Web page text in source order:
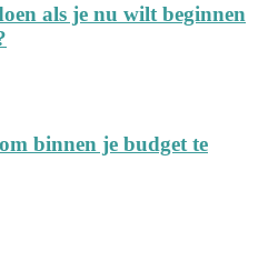
als je nu wilt beginnen
binnen je budget te